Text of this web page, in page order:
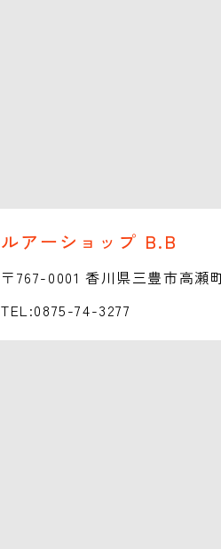
ルアーショップ B.B
〒767-0001 香川県三豊市高瀬
TEL:0875-74-3277